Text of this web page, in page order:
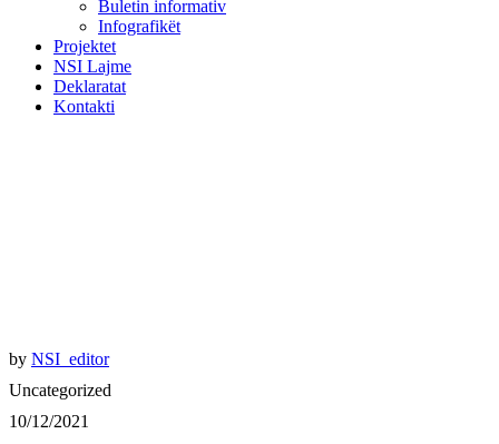
Buletin informativ
Infografikët
Projektet
NSI Lajme
Deklaratat
Kontakti
by NSI_editor
Uncategorized
10/12/2021